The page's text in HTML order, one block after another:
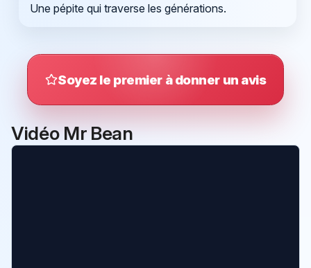
Une pépite qui traverse les générations.
Soyez le premier à donner un avis
Vidéo Mr Bean